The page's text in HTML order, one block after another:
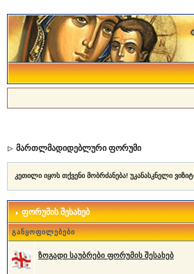
მართლმადიდებლური ფორუმი
კეთილი იყოს თქვენი მობრძანება! უკანასკნელი
ფორუმის შესახებ
განყოფილებები
ზოგადი საუბრები ფორუმის შესახებ